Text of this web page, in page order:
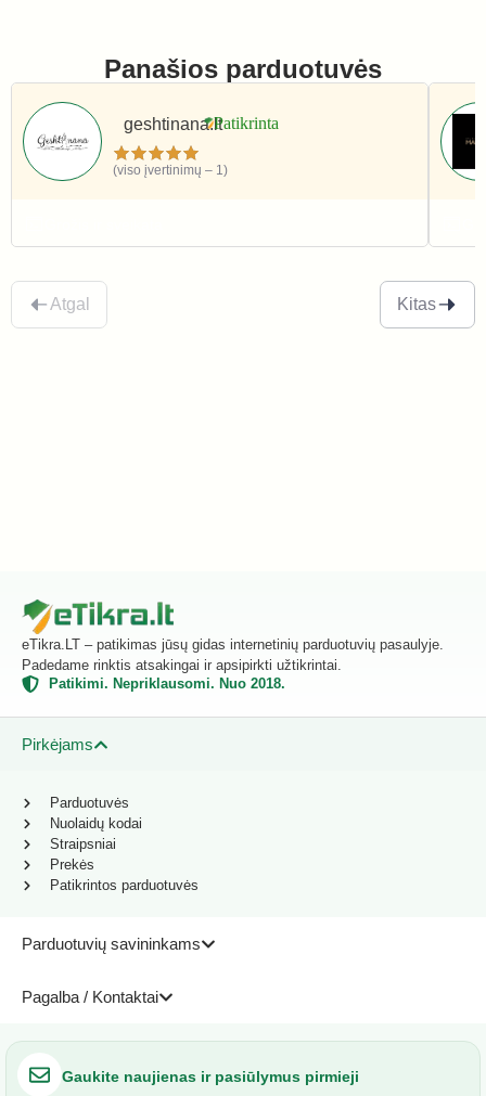
Panašios parduotuvės
geshtinana.lt
(viso įvertinimų – 1)
Atgal Kitas
eTikra.LT – patikimas jūsų gidas internetinių parduotuvių pasaulyje.
Padedame rinktis atsakingai ir apsipirkti užtikrintai.
Patikimi. Nepriklausomi. Nuo 2018.
Pirkėjams
Parduotuvių savininkams
Pagalba / Kontaktai
Parduotuvės
Nuolaidų kodai
Straipsniai
Prekės
Patikrintos parduotuvės
Gaukite naujienas ir pasiūlymus pirmieji